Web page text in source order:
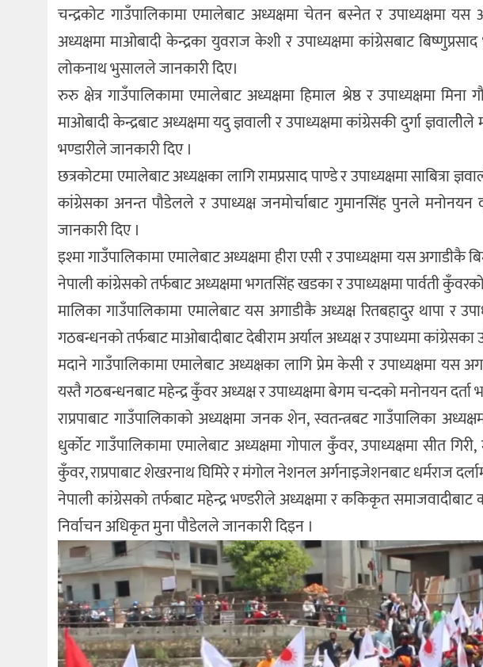
चन्द्रकोट गाउँपालिकामा एमालेबाट अध्यक्षमा चेतन बस्नेत र उपाध्यक्षमा
अध्यक्षमा माओबादी केन्द्रका युवराज केशी र उपाध्यक्षमा कांग्रेसबाट
लोकनाथ भुसालले जानकारी दिए।
रुरु क्षेत्र गाउँपालिकामा एमालेबाट अध्यक्षमा हिमाल श्रेष्ठ र उपाध्यक्षमा
माओबादी केन्द्रबाट अध्यक्षमा यदु ज्ञवाली र उपाध्यक्षमा कांग्रेसकी दुर्गा
भण्डारीले जानकारी दिए ।
छत्रकोटमा एमालेबाट अध्यक्षका लागि रामप्रसाद पाण्डे र उपाध्यक्षमा साबित्रा
कांग्रेसका अनन्त पौडेलले र उपाध्यक्ष जनमोर्चाबाट गुमानसिंह पुनले मनोनयन
जानकारी दिए ।
इश्मा गाउँपालिकामा एमालेबाट अध्यक्षमा हीरा एसी र उपाध्यक्षमा यस
नेपाली कांग्रेसको तर्फबाट अध्यक्षमा भगतसिंह खडका र उपाध्यक्षमा पार्वती
मालिका गाउँपालिकामा एमालेबाट यस अगाडीकै अध्यक्ष रितबहादुर थापा र
गठबन्धनको तर्फबाट माओबादीबाट देबीराम अर्याल अध्यक्ष र उपाध्यमा कांग्रेसका
मदाने गाउँपालिकामा एमालेबाट अध्यक्षका लागि प्रेम केसी र उपाध्यक्षमा यस
यस्तै गठबन्धनबाट महेन्द्र कुँवर अध्यक्ष र उपाध्यक्षमा बेगम चन्दको मनोनयन दर्ता
राप्रपाबाट गाउँपालिकाको अध्यक्षमा जनक शेन, स्वतन्त्रबट गाउँपालिका
धुर्कोट गाउँपालिकामा एमालेबाट अध्यक्षमा गोपाल कुँवर, उपाध्यक्षमा सीत
कुँवर, राप्रपाबाट शेखरनाथ घिमिरे र मंगोल नेशनल अर्गनाइजेशनबाट धर्मराज
नेपाली कांग्रेसको तर्फबाट महेन्द्र भण्डरीले अध्यक्षमा र ककिकृत
निर्वाचन अधिकृत मुना पौडेलले जानकारी दिइन ।